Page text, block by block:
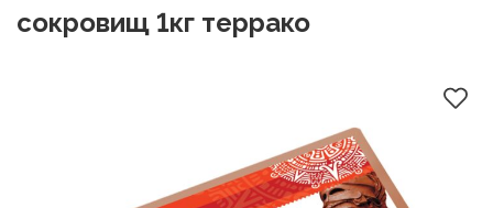
сокровищ 1кг террако